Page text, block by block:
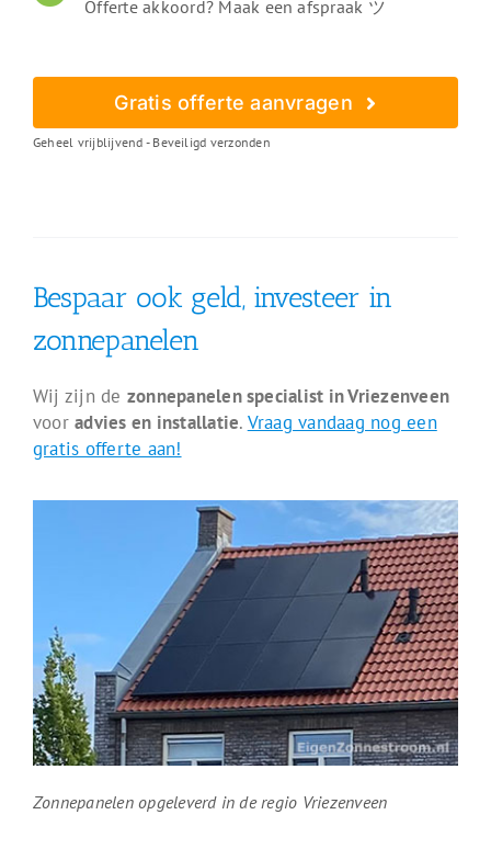
Offerte akkoord? Maak een afspraak ツ
Gratis offerte aanvragen
Geheel vrijblijvend - Beveiligd verzonden
Bespaar ook geld, investeer in
zonnepanelen
Wij zijn de zonnepanelen specialist in Vriezenveen
vooradvies en installatie. Vraag vandaag nog een
gratis offerte aan!
Zonnepanelen opgeleverd in de regio Vriezenveen